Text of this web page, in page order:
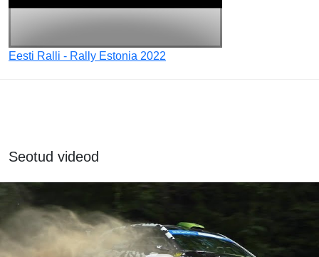
Eesti Ralli - Rally Estonia 2022
Seotud videod